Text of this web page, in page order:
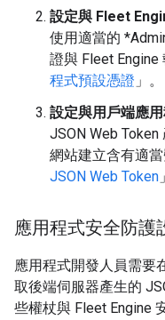
設定與 Fleet
使用適當的
證與 Fleet
程式預設憑證 」。
設定與用戶端應
JSON Web
網站建立含有適
JSON Web Token
應用程式安全防護
應用程式開發人員需要
取後端伺服器產生的
些權杖與 Fleet Engine